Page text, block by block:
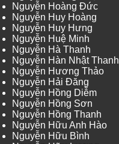
Nguyễn Hoàng Đức
Nguyễn Huy Hoàng
Nguyễn Huy Hưng
Nguyễn Huệ Minh
Nguyễn Hà Thanh
Nguyễn Hàn Nhật Thanh
Nguyễn Hương Thảo
Nguyễn Hải Đăng
Nguyễn Hồng Diễm
Nguyễn Hồng Sơn
Nguyễn Hồng Thanh
Nguyễn Hữu Anh Hào
Nguyễn Hữu Bình